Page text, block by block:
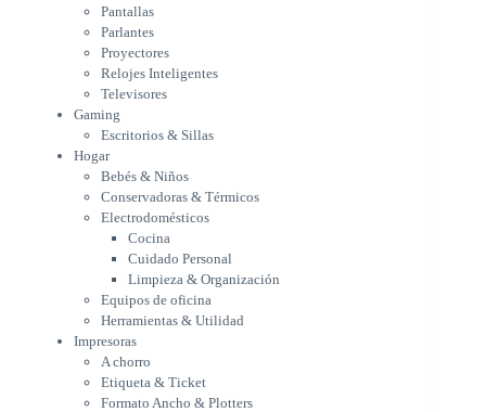
Bebés & Niños
Conservadoras & Térmicos
Electrodomésticos
Cocina
Cuidado Personal
Limpieza & Organización
Equipos de oficina
Herramientas & Utilidad
Impresoras
A chorro
Etiqueta & Ticket
Formato Ancho & Plotters
Láser
Matriciales
Multifuncional a Tinta
Multifuncional Láser
Tinta Continua
Informática
Accesorios Varios
Pantallas
Parlantes
Proyectores
Relojes Inteligentes
Televisores
Gaming
Escritorios & Sillas
Hogar
Bebés & Niños
Conservadoras & Térmicos
Electrodomésticos
Cocina
Cuidado Personal
Limpieza & Organización
Equipos de oficina
Herramientas & Utilidad
Impresoras
A chorro
Etiqueta & Ticket
Formato Ancho & Plotters